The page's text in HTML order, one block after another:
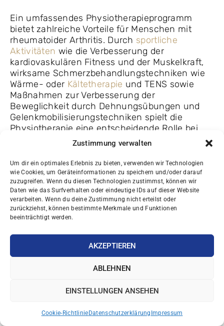
Zustimmung verwalten
Um dir ein optimales Erlebnis zu bieten, verwenden wir Technologien
wie Cookies, um Geräteinformationen zu speichern und/oder darauf
zuzugreifen. Wenn du diesen Technologien zustimmst, können wir
Daten wie das Surfverhalten oder eindeutige IDs auf dieser Website
verarbeiten. Wenn du deine Zustimmung nicht erteilst oder
zurückziehst, können bestimmte Merkmale und Funktionen
beeinträchtigt werden.
AKZEPTIEREN
ABLEHNEN
EINSTELLUNGEN ANSEHEN
Cookie-Richtlinie Datenschutzerklärung Impressum
Ein umfassendes Physiotherapieprogramm
bietet zahlreiche Vorteile für Menschen mit
rheumatoider Arthritis. Durch sportliche
Aktivitäten wie die Verbesserung der
kardiovaskulären Fitness und der Muskelkraft,
wirksame Schmerzbehandlungstechniken wie
Wärme- oder Kältetherapie und TENS sowie
Maßnahmen zur Verbesserung der
Beweglichkeit durch Dehnungsübungen und
Gelenkmobilisierungstechniken spielt die
Physiotherapie eine entscheidende Rolle bei
der Verbesserung der Lebensqualität von
Menschen, die mit dieser Krankheit leben.
Häufig gestellte Fragen
Kann Physiotherapie die
rheumatoide Arthritis vollständig
heilen?
Physiotherapie kann rheumatoide Arthritis nicht
vollständig heilen, da sie nur begrenzt wirksam
ist. Sie kann jedoch die Symptome lindern und
die Beweglichkeit der Gelenke verbessern. Für
eine langfristige Behandlung der Krankheit
können alternative Behandlungen wie
Was sind die möglichen
bei rheumatoider Arthritis?